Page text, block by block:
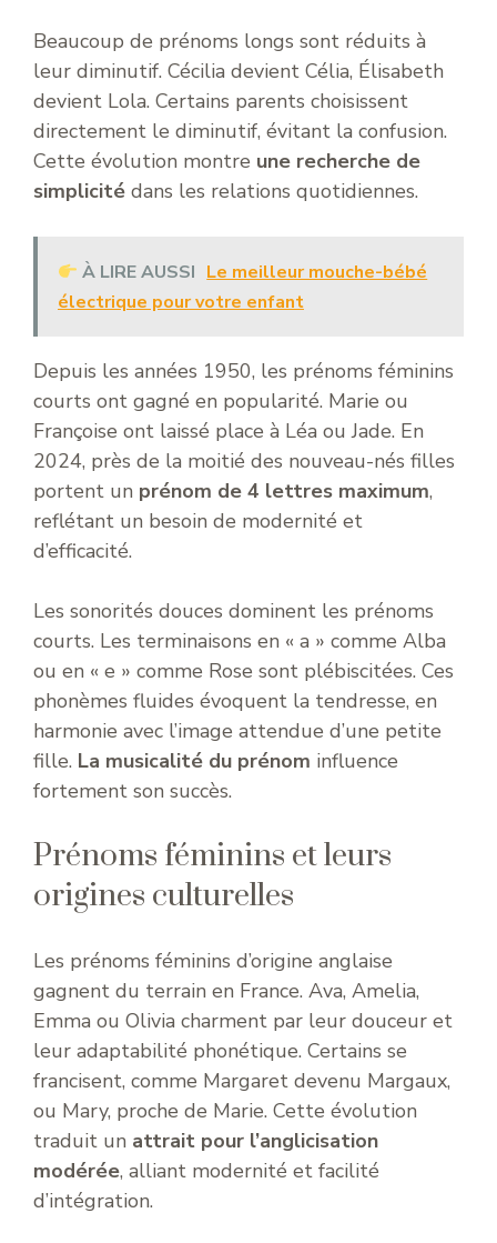
Beaucoup de prénoms longs sont réduits à
leur diminutif. Cécilia devient Célia, Élisabeth
devient Lola. Certains parents choisissent
directement le diminutif, évitant la confusion.
Cette évolution montre une recherche de
simplicité dans les relations quotidiennes.
À LIRE AUSSI Le meilleur mouche-bébé
électrique pour votre enfant
Depuis les années 1950, les prénoms féminins
courts ont gagné en popularité. Marie ou
Françoise ont laissé place à Léa ou Jade. En
2024, près de la moitié des nouveau-nés filles
portent un prénom de 4 lettres maximum,
reflétant un besoin de modernité et
d’efficacité.
Les sonorités douces dominent les prénoms
courts. Les terminaisons en « a » comme Alba
ou en « e » comme Rose sont plébiscitées. Ces
phonèmes fluides évoquent la tendresse, en
harmonie avec l’image attendue d’une petite
fille. La musicalité du prénom influence
fortement son succès.
Prénoms féminins et leurs
origines culturelles
Les prénoms féminins d’origine anglaise
gagnent du terrain en France. Ava, Amelia,
Emma ou Olivia charment par leur douceur et
leur adaptabilité phonétique. Certains se
francisent, comme Margaret devenu Margaux,
ou Mary, proche de Marie. Cette évolution
traduit un attrait pour l’anglicisation
modérée, alliant modernité et facilité
d’intégration.